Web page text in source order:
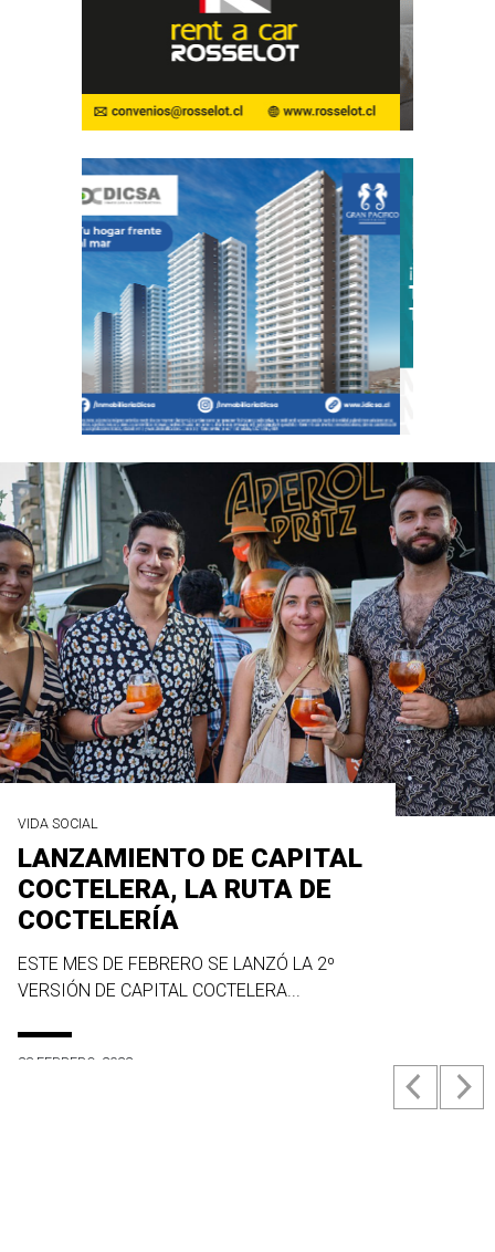
VIDA SOCIAL
LANZAMIENTO DE CAPITAL
COCTELERA, LA RUTA DE
COCTELERÍA
ESTE MES DE FEBRERO SE LANZÓ LA 2º
VERSIÓN DE CAPITAL COCTELERA...
23 FEBRERO, 2022